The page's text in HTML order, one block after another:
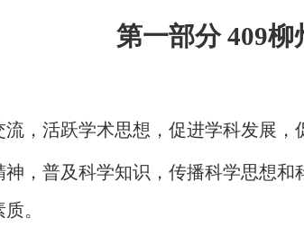
第一部分 409
流，活跃学术思想，促进学科发展，
神，普及科学知识，传播科学思想
。